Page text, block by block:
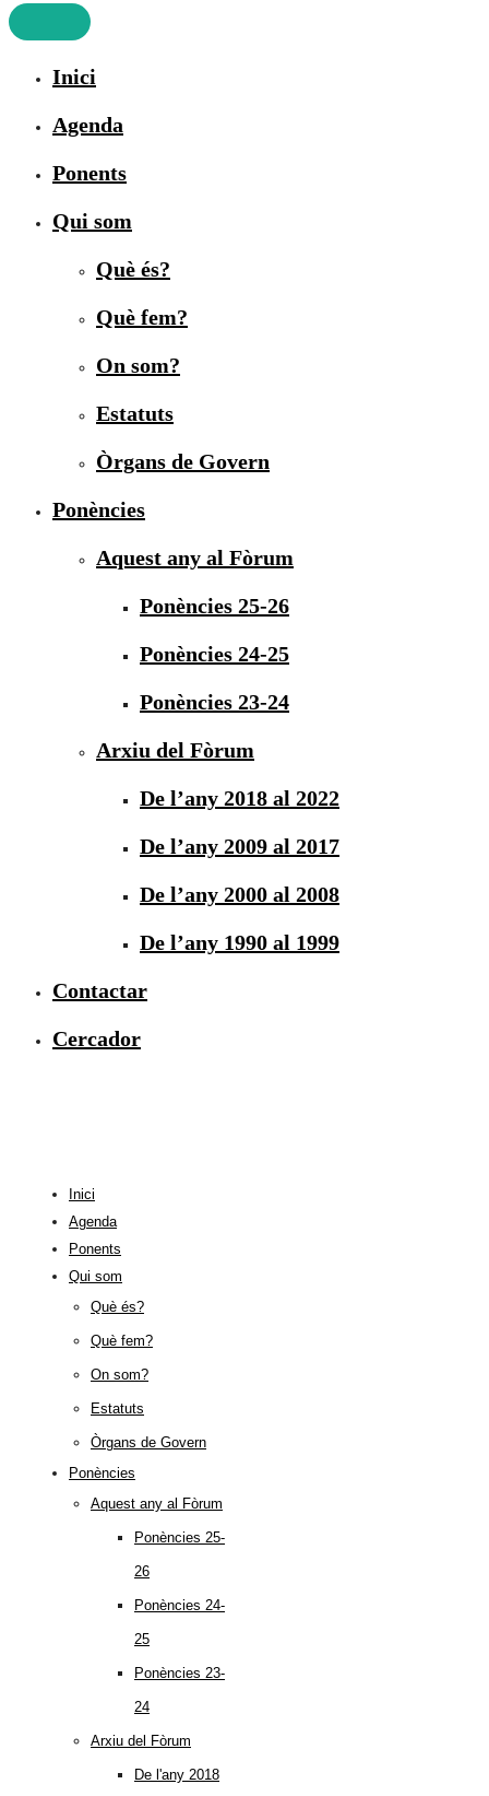
Inici
Agenda
Ponents
Qui som
Què és?
Què fem?
On som?
Estatuts
Òrgans de Govern
Ponències
Aquest any al Fòrum
Ponències 25-26
Ponències 24-25
Ponències 23-24
Arxiu del Fòrum
De l’any 2018 al 2022
De l’any 2009 al 2017
De l’any 2000 al 2008
De l’any 1990 al 1999
Contactar
Cercador
Inici
Agenda
Ponents
Qui som
Què és?
Què fem?
On som?
Estatuts
Òrgans de Govern
Ponències
Aquest any al Fòrum
Ponències 25-
26
Ponències 24-
25
Ponències 23-
24
Arxiu del Fòrum
De l'any 2018